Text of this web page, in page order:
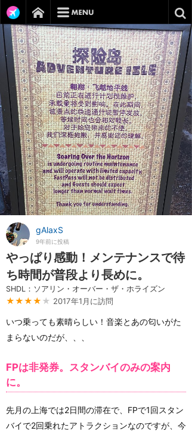
gAlaxS
9年前に投稿
やっぱり感動！メンテナンスで待
ち時間が普段より長めに。
SHDL：ソアリン・オーバー・ザ・ホライズン
★★★★ ★ 2017年1月に訪問
いつ乗っても素晴らしい！音楽とあの匂いがた
まらないのだが、、、
FPは非発券。スタンバイのみの案内
に。
先月の上海では2日間の滞在で、FPで1回スタン
バイで2回乗れたアトラクションなのですが、今